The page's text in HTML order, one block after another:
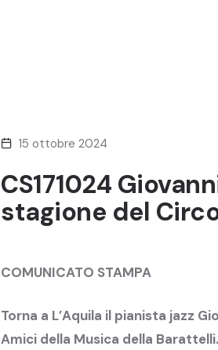
15 ottobre 2024
CS171024
stagione del
COMUNICATO STAMPA
Torna a L’Aquila il pianista jazz
Amici della Musica della Barattelli.